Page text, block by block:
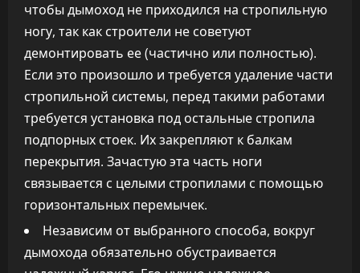
чтобы дымоход не приходился на стропильную
ногу, так как строители не советуют
демонтировать ее (частично или полностью).
Если это произошло и требуется удаление части
стропильной системы, перед такими работами
требуется установка под остальные стропила
подпорных стоек. Их закрепляют к балкам
перекрытия. Зачастую эта часть ноги
связывается с целыми стропилами с помощью
горизонтальных перемычек.
Независим от выбранного способа, вокруг
дымохода обязательно обустраивается